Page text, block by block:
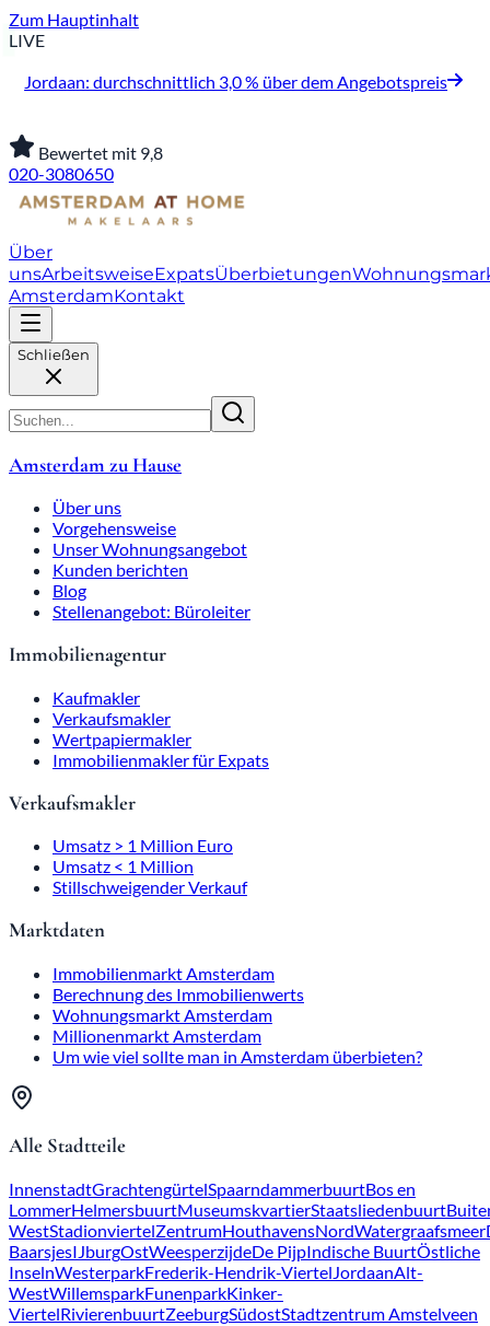
Zum Hauptinhalt
LIVE
Jordaan: durchschnittlich 3,0 % über dem Angebotspreis
Bewertet mit 9,8
020-3080650
Über
unsArbeitsweiseExpatsÜberbietungen
AmsterdamKontakt
Schließen
Amsterdam zu Hause
Über uns
Vorgehensweise
Unser Wohnungsangebot
Kunden berichten
Blog
Stellenangebot: Büroleiter
Immobilienagentur
Kaufmakler
Verkaufsmakler
Wertpapiermakler
Immobilienmakler für Expats
Verkaufsmakler
Umsatz > 1 Million Euro
Umsatz < 1 Million
Stillschweigender Verkauf
Marktdaten
Immobilienmarkt Amsterdam
Berechnung des Immobilienwerts
Wohnungsmarkt Amsterdam
Millionenmarkt Amsterdam
Um wie viel sollte man in Amsterdam überbieten?
Alle Stadtteile
InnenstadtGrachtengürtelSpaarndammerbuurtBos en
LommerHelmersbuurtMuseumskvartierStaatsliedenbuurt
WestStadionviertelZentrumHouthavensNordWatergraafsmeer
BaarsjesIJburgOstWeesperzijdeDe PijpIndische BuurtÖstliche
InselnWesterparkFrederik-Hendrik-ViertelJordaanAlt-
WestWillemsparkFunenparkKinker-
ViertelRivierenbuurtZeeburgSüdostStadtzentrum Amstelveen